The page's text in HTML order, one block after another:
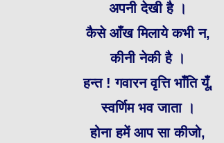
अपनी देखी है ।
कैसे आँख मिलाये कभी न,
कीनी नेकी है ।
हन्त ! गवारन वृत्ति भाँति यूँ,
स्वर्णिम भव जाता ।
होना हमें आप सा कीजो,